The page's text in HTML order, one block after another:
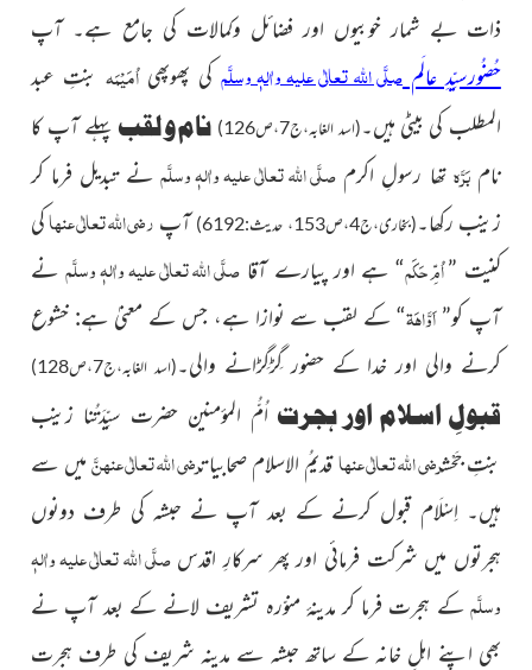
ذات بے شمار خوبیوں اور فضائل وکمالات کی جامع ہے۔ آپ
حُضُورسیِّدِ عالَمصلَّی اللہ تعالٰی علیہ واٰلہٖ وسلَّمکی پھوپھیاُمَیْمَہبنتِ عبد
المطلب کی بیٹی ہیں۔(اسد الغابہ،ج7،ص126) نام و لقب پہلے آپ کا
نامبَرَّہ تھا رسولِ اکرم صلَّی اللہ تعالٰی علیہ واٰلہٖ وسلَّم نے تبدیل فرما کر
زینب رکھا۔(بخاری،ج4،ص153، حدیث:6192) آپ رضی اللہ تعالٰی عنہاکی
کنیت ”اُمِّ حَکَم“ ہے اور پیارے آقا صلَّی اللہ تعالٰی علیہ واٰلہٖ وسلَّمنے
آپ کو”اَوَّاہَۃ“ کے لقب سے نوازا ہے، جس کے معنیٰ ہے: خشوع
کرنے والی اور خدا کےحضور گِڑگِڑانے والی۔(اسد الغابہ،ج7،ص128)
قبولِ اسلام اور ہجرت اُمُّ المؤمنین حضرت سیِّدَتُنا زینب
بنتِ جَحْشرضی اللہ تعالٰی عنہاقدیمُ الاسلام صحابیاترضی اللہ تعالٰی عنہنَّمیں سے
ہیں۔ اِسْلَام قبول کرنے کے بعد آپ نے حبشہ کی طرف دونوں
ہجرتوں میں شرکت فرمائی اور پھر سرکارِ اقدسصلَّی اللہ تعالٰی علیہ واٰلہٖ
وسلَّمکے ہجرت فرما کر مدینۂ منوّرہ تشریف لانےکے بعد آپ نے
بھی اپنے اہلِ خانہ کے ساتھ حبشہ سے مدینہ شریف کی طرف ہجرت